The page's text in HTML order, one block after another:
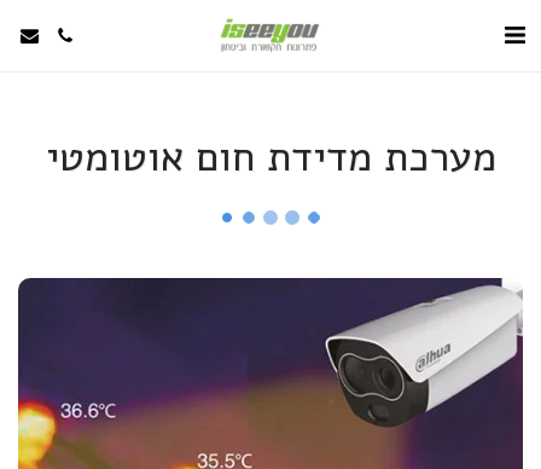
מערכת מדידת חום אוטומטי